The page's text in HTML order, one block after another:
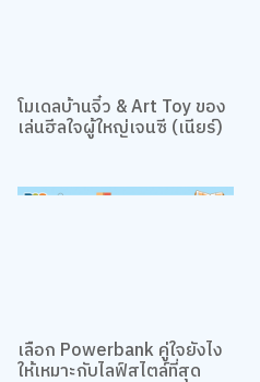
โมเดลบ้านจิ๋ว & Art Toy ของ
เล่นฮีลใจผู้ใหญ่เจนซี (เนียร์)
เลือก Powerbank คู่ใจยังไง
ให้เหมาะกับไลฟ์สไตล์ที่สุด